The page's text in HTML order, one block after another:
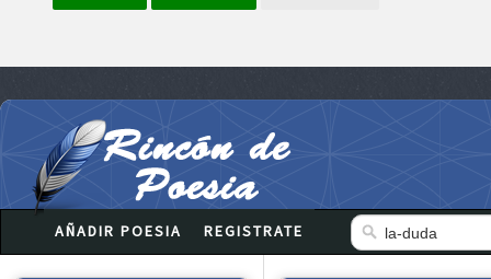
AÑADIR POESIA REGISTRATE